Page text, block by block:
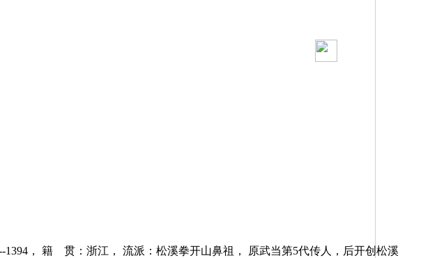
， 籍 贯：浙江， 流派：松溪拳开山鼻祖， 原武当第5代传人，后开创松溪